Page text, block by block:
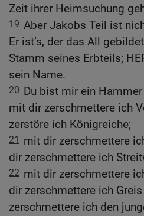
Zeit ihrer Heimsuchung
19 Aber Jakobs Teil ist
Er ist’s, der das All
Stamm seines Erbteils;
sein Name.
20 Du bist mir ein
mit dir zerschmettere ich
zerstöre ich Königreiche;
21
mit dir zerschmettere
dir zerschmettere ich
22 mit dir zerschmettere
dir zerschmettere ich
zerschmettere ich den